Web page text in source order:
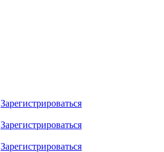
Зарегистрироваться
Зарегистрироваться
Зарегистрироваться